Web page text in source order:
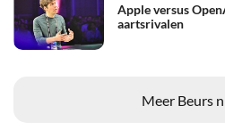
Apple versus
aartsrivalen
Meer Beurs